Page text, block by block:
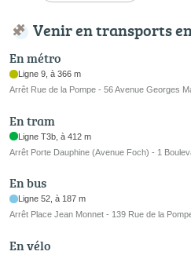
Venir en transports
En métro
Ligne 9, à 366 m
Arrêt Rue de la Pompe - 56 Avenue Georges
En tram
Ligne T3b, à 412 m
Arrêt Porte Dauphine (Avenue Foch) - 1
En bus
Ligne 52, à 187 m
Arrêt Place Jean Monnet - 139 Rue de la
En vélo